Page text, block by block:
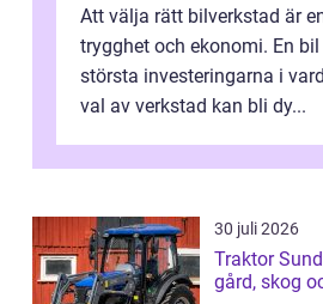
Att välja rätt bilverkstad är
trygghet och ekonomi. En
största investeringarna i
val av verkstad kan bli dy...
30 juli 2026
Traktor
gård, skog